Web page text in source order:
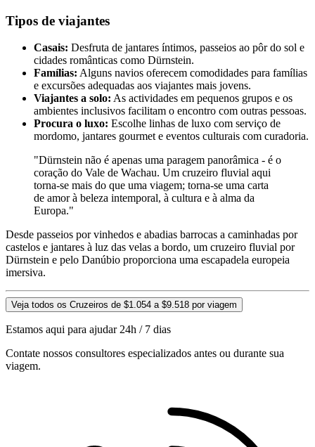
Tipos de viajantes
Casais: Desfruta de jantares íntimos, passeios ao pôr do sol e
cidades românticas como Dürnstein.
Famílias: Alguns navios oferecem comodidades para famílias
e excursões adequadas aos viajantes mais jovens.
Viajantes a solo: As actividades em pequenos grupos e os
ambientes inclusivos facilitam o encontro com outras pessoas.
Procura o luxo: Escolhe linhas de luxo com serviço de
mordomo, jantares gourmet e eventos culturais com curadoria.
"Dürnstein não é apenas uma paragem panorâmica - é o
coração do Vale de Wachau. Um cruzeiro fluvial aqui
torna-se mais do que uma viagem; torna-se uma carta
de amor à beleza intemporal, à cultura e à alma da
Europa."
Desde passeios por vinhedos e abadias barrocas a caminhadas por
castelos e jantares à luz das velas a bordo, um cruzeiro fluvial por
Dürnstein e pelo Danúbio proporciona uma escapadela europeia
imersiva.
Veja todos os Cruzeiros de $1.054 a $9.518 por viagem
Estamos aqui para ajudar 24h / 7 dias
Contate nossos consultores especializados antes ou durante sua
viagem.